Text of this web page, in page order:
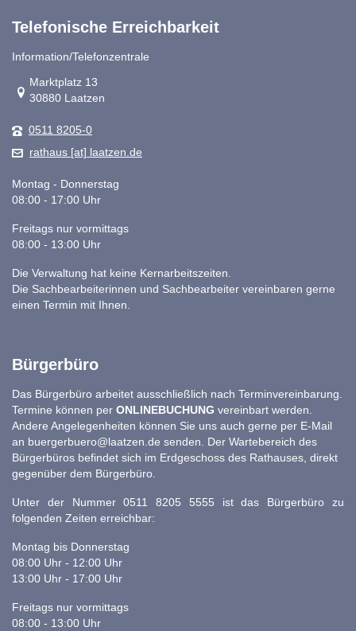
Telefonische Erreichbarkeit
Information/Telefonzentrale
Link zur Google-Maps Navigation
Marktplatz 13
30880 Laatzen
0511 8205-0
rathaus [at] laatzen.de
Montag - Donnerstag
08:00 - 17:00 Uhr
Freitags nur vormittags
08:00 - 13:00 Uhr
Die Verwaltung hat keine Kernarbeitszeiten.
Die Sachbearbeiterinnen und Sachbearbeiter vereinbaren gerne
einen Termin mit Ihnen.
Bürgerbüro
Das Bürgerbüro arbeitet ausschließlich nach Terminvereinbarung.
Termine können per ONLINEBUCHUNG vereinbart werden.
Andere Angelegenheiten können Sie uns auch gerne per E-Mail
an buergerbuero@laatzen.de senden. Der Wartebereich des
Bürgerbüros befindet sich im Erdgeschoss des Rathauses, direkt
gegenüber dem Bürgerbüro.
Unter der Nummer 0511 8205 5555 ist das Bürgerbüro zu
folgenden Zeiten erreichbar:
Montag bis Donnerstag
08:00 Uhr - 12:00 Uhr
13:00 Uhr - 17:00 Uhr
Freitags nur vormittags
08:00 - 13:00 Uhr